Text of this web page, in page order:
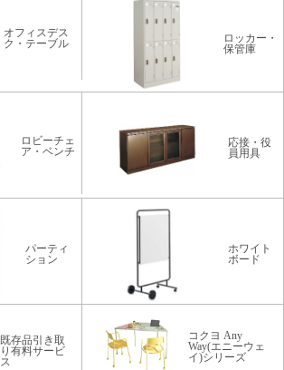
オフィスデス
ク・テーブル
ロッカー・
保管庫
ロビーチェ
ア・ベンチ
応接・役
員用具
パーティ
ション
ホワイト
ボード
既存品引き取
り有料サービ
ス
コクヨ Any
Way(エニーウェ
イ)シリーズ